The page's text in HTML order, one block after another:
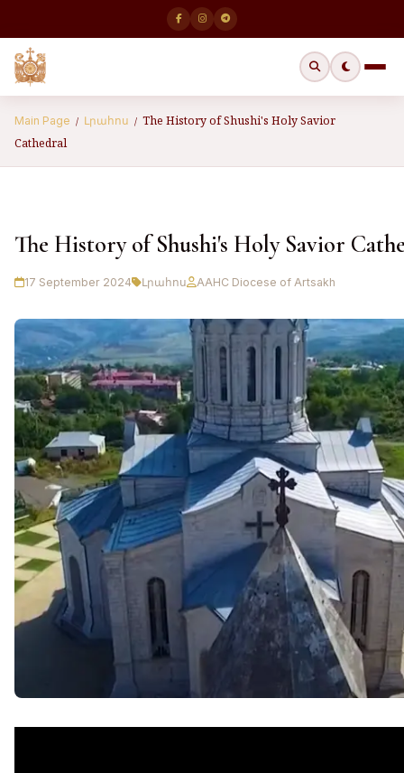
Main Page / Լրահոս / The History of Shushi's Holy Savior
Cathedral
The History of Shushi's Holy Savior
17 September 2024 Լրահոս AAHC Diocese of Artsakh